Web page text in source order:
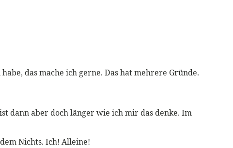
das mache ich gerne. Das hat mehrere Gründe.
dann aber doch länger wie ich mir das denke. Im
Nichts. Ich! Alleine!